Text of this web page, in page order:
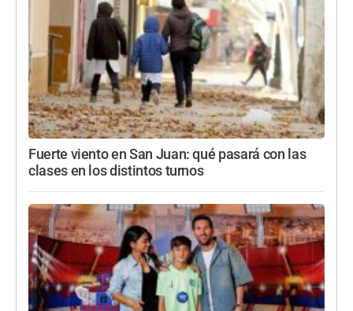
Fuerte viento en San Juan: qué pasará con las
clases en los distintos turnos